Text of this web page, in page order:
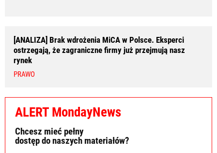
[ANALIZA] Brak wdrożenia MiCA w Polsce. Eksperci
ostrzegają, że zagraniczne firmy już przejmują nasz
rynek
PRAWO
ALERT MondayNews
Chcesz mieć pełny
dostęp do naszych materiałów?